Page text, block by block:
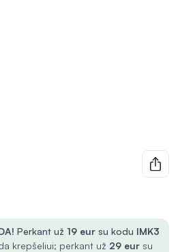
Perkant už 19 eur su kodu IMK3
krepšeliui; perkant už 29 eur su